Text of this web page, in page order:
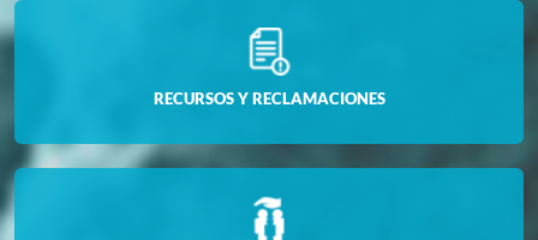
RECURSOS Y RECLAMACIONES